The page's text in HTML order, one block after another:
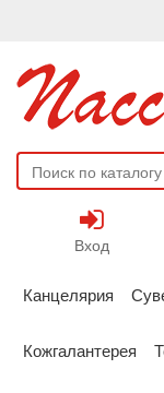
Вход
Канцелярия
Кожгалантерея